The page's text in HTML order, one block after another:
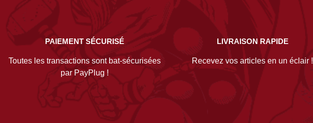
PAIEMENT SÉCURISÉ
Toutes les transactions sont bat-sécurisées
par PayPlug !
LIVRAISON RAPIDE
Recevez vos articles en un éclair !